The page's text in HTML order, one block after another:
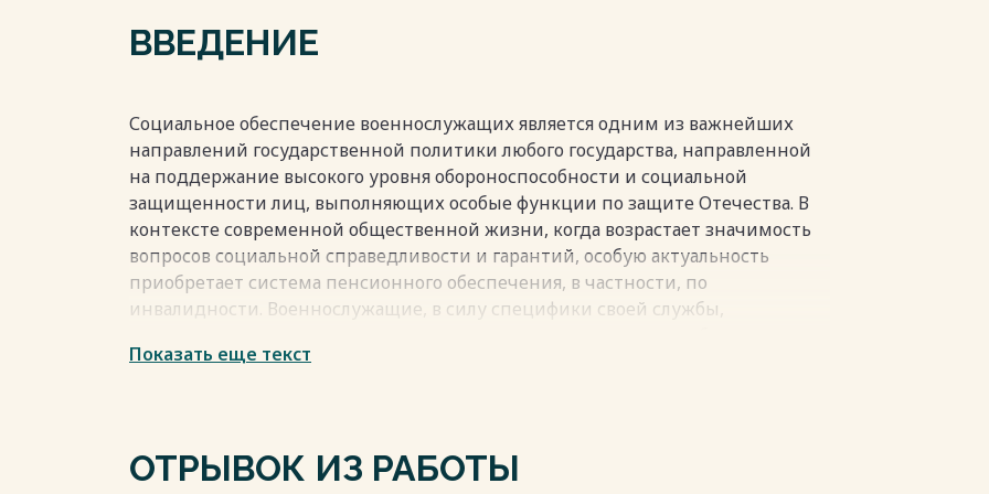
ЗАКЛЮЧЕНИЕ 23
СПИСОК ЛИТЕРАТУРЫ 25
Весь текст будет доступенпосле покупки
ВВЕДЕНИЕ
Социальное обеспечение военнослужащих является одним из важнейших
направлений государственной политики любого государства, направленной
на поддержание высокого уровня обороноспособности и социальной
защищенности лиц, выполняющих особые функции по защите Отечества. В
контексте современной общественной жизни, когда возрастает значимость
вопросов социальной справедливости и гарантий, особую актуальность
приобретает система пенсионного обеспечения, в частности, по
инвалидности. Военнослужащие, в силу специфики своей службы,
необходимость в особых правовых механизмах, гарантирующих им
обязанностями по вооруженной защите государства, связанными с
Показать еще текст
ОТРЫВОК ИЗ РАБОТЫ